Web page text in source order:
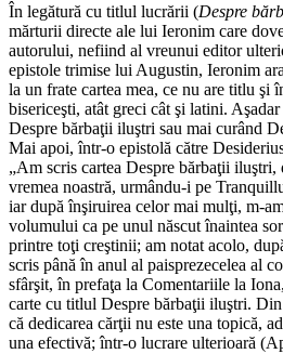
În legătură cu titlul lucrării (Despre
mărturii directe ale lui Ieronim care
autorului, nefiind al vreunui editor
epistole trimise lui Augustin, Ieronim
la un frate cartea mea, ce nu are titlu şi
bisericeşti, atât greci cât şi latini.
Despre bărbaţii iluştri sau mai curând
Mai apoi, într-o epistolă către
„Am scris cartea Despre bărbaţii
vremea noastră, urmându-i pe
iar după înşiruirea celor mai mulţi, m-
volumului ca pe unul născut înaintea
printre toţi creştinii; am notat acolo,
scris până în anul al paisprezece­lea al
sfârşit, în prefaţa la Comentariile la
carte cu titlul Despre bărbaţii iluştri.
că dedicarea cărţii nu este una topică,
una efectivă; într-o lucrare ulterioară